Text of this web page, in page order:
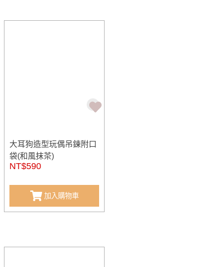
大耳狗造型玩偶吊鍊附口
袋(和風抹茶)
NT$590
加入購物車